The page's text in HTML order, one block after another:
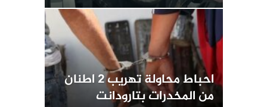
احباط محاولة تهريب 2 اطنان
من المخدرات بتارودانت